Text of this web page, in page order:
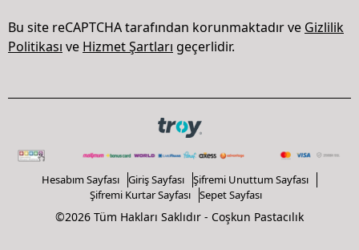
Bu site reCAPTCHA tarafından korunmaktadır ve Gizlilik
Politikası ve Hizmet Şartları geçerlidir.
Hesabım Sayfası Giriş Sayfası
Şifremi Unuttum Sayfası
Şifremi Kurtar Sayfası
Sepet Sayfası
©2026 Tüm Hakları Saklıdır - Coşkun Pastacılık